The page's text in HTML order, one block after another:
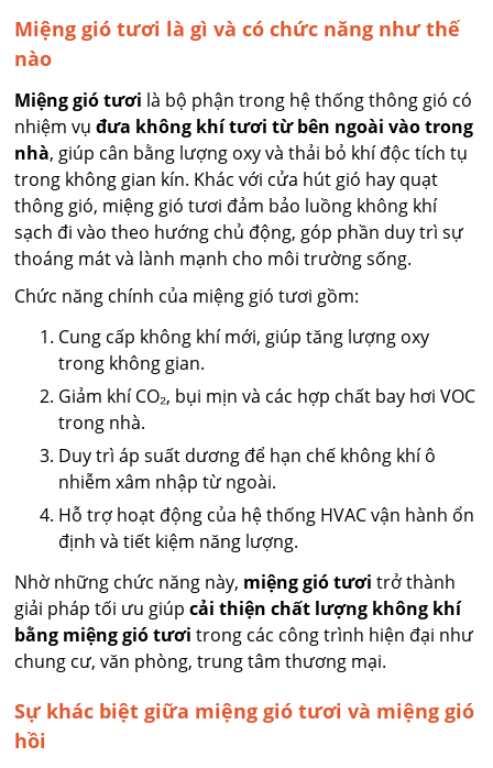
Miệng gió tươi là gì và có chức năng như thế
nào
Miệng gió tươi là bộ phận trong hệ thống thông gió có
nhiệm vụđưa không khí tươi từ bên ngoài vào trong
nhà, giúp cân bằng lượng oxy và thải bỏ khí độc tích tụ
trong không gian kín. Khác với cửa hút gió hay quạt
thông gió, miệng gió tươi đảm bảo luồng không khí
sạch đi vào theo hướng chủ động, góp phần duy trì sự
thoáng mát và lành mạnh cho môi trường sống.
Chức năng chính của miệng gió tươi gồm:
Cung cấp không khí mới, giúp tăng lượng oxy
trong không gian.
Giảm khí CO₂, bụi mịn và các hợp chất bay hơi VOC
trong nhà.
Duy trì áp suất dương để hạn chế không khí ô
nhiễm xâm nhập từ ngoài.
Hỗ trợ hoạt động của hệ thống HVAC vận hành ổn
định và tiết kiệm năng lượng.
Nhờ những chức năng này, miệng gió tươi trở thành
giải pháp tối ưu giúpcải thiện chất lượng không khí
bằng miệng gió tươi trong các công trình hiện đại như
chung cư, văn phòng, trung tâm thương mại.
Sự khác biệt giữa miệng gió tươi và miệng gió
hồi